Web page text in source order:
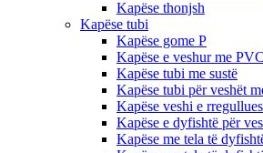
Kapëse thonjsh
Kapëse tubi
Kapëse gome P
Kapëse e veshur me PVC
Kapëse tubi me sustë
Kapëse tubi për veshët
Kapëse veshi e
Kapëse e dyfishtë për
Kapëse me tela të